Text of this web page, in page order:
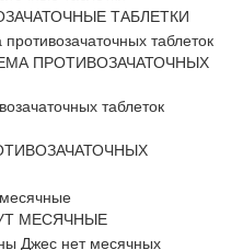
ТАБЛЕТКИ
ПРОТИВОЗАЧАТОЧНЫХ
МЕСЯЧНЫЕ